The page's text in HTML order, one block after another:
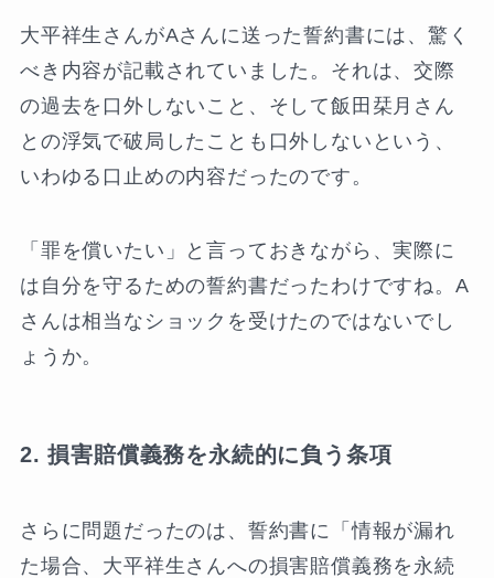
大平祥生さんがAさんに送った誓約書には、驚く
べき内容が記載されていました。それは、交際
の過去を口外しないこと、そして飯田栞月さん
との浮気で破局したことも口外しないという、
いわゆる口止めの内容だったのです。
「罪を償いたい」と言っておきながら、実際に
は自分を守るための誓約書だったわけですね。A
さんは相当なショックを受けたのではないでし
ょうか。
2. 損害賠償義務を永続的に負う条項
さらに問題だったのは、誓約書に「情報が漏れ
た場合、大平祥生さんへの損害賠償義務を永続